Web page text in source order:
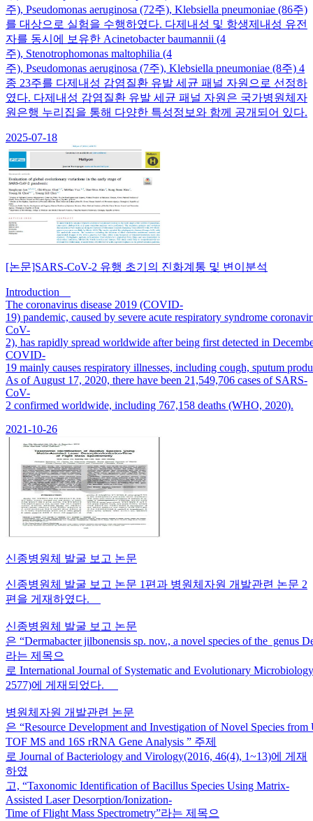
주), Pseudomonas aeruginosa (72주), Klebsiella pneumoniae (86주)
를 대상으로 실험을 수행하였다. 다제내성 및 항생제내성 유전
자를 동시에 보유한 Acinetobacter baumannii (4
주), Stenotrophomonas maltophilia (4
주), Pseudomonas aeruginosa (7주), Klebsiella pneumoniae (8주) 4
종 23주를 다제내성 감염질환 유발 세균 패널 자원으로 선정하
였다. 다제내성 감염질환 유발 세균 패널 자원은 국가병원체자
원은행 누리집을 통해 다양한 특성정보와 함께 공개되어 있다.
2025-07-18
[논문]SARS-CoV-2 유행 초기의 진화계통 및 변이분석
Introduction
The coronavirus disease 2019 (COVID-
19) pandemic, caused by severe acute respiratory syndrome
CoV-
2), has rapidly spread worldwide after being first detected in
COVID-
19 mainly causes respiratory illnesses, including cough, sputum
As of August 17, 2020, there have been 21,549,706 cases of SARS-
CoV-
2 confirmed worldwide, including 767,158 deaths (WHO, 2020).
2021-10-26
신종병원체 발굴 보고 논문
신종병원체 발굴 보고 논문 1편과 병원체자원 개발관련 논문 2
편을 게재하였다.
신종병원체 발굴 보고 논문
은 “Dermabacter jilbonensis sp. nov., a novel species of the genus
라는 제목으
로 International Journal of Systematic and Evolutionary
2577)에 게재되었다.
병원체자원 개발관련 논문
은 “Resource Development and Investigation of Novel Species
TOF MS and 16S rRNA Gene Analysis ” 주제
로 Journal of Bacteriology and Virology(2016, 46(4), 1~13)에 게재
하였
고, “Taxonomic Identification of Bacillus Species Using Matrix-
Assisted Laser Desorption/Ionization-
Time of Flight Mass Spectrometry”라는 제목으